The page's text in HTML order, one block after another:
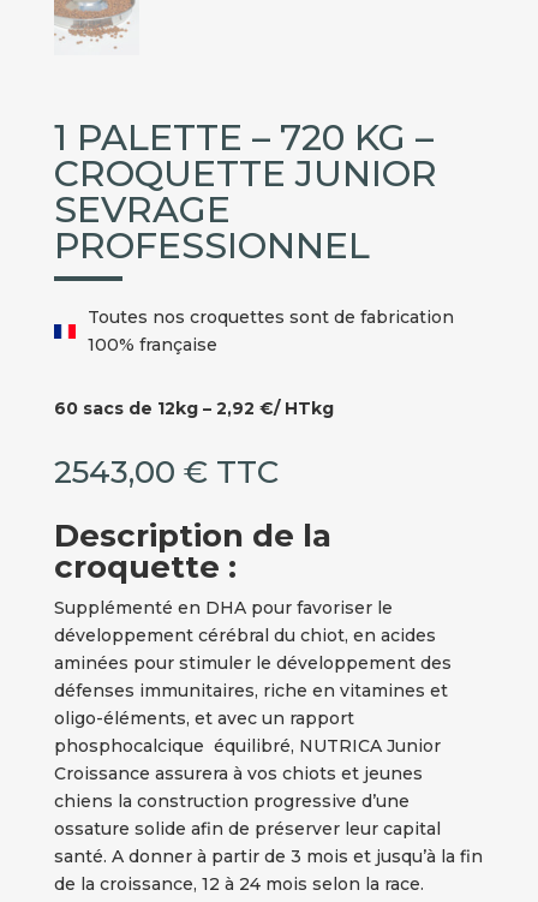
1 PALETTE – 720 KG –
CROQUETTE JUNIOR
SEVRAGE
PROFESSIONNEL
Toutes nos croquettes sont de fabrication
100% française
60 sacs de 12kg – 2,92 €/ HTkg
2543,00 € TTC
Description de la
croquette :
Supplémenté en DHA pour favoriser le
développement cérébral du chiot, en acides
aminées pour stimuler le développement des
défenses immunitaires, riche en vitamines et
oligo-éléments, et avec un rapport
phosphocalcique équilibré, NUTRICA Junior
Croissance assurera à vos chiots et jeunes
chiens la construction progressive d’une
ossature solide afin de préserver leur capital
santé. A donner à partir de 3 mois et jusqu’à la fin
de la croissance, 12 à 24 mois selon la race.